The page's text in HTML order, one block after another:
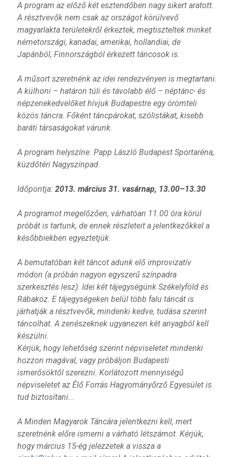
A program az előző két esztendőben nagy sikert aratott.
A résztvevők nem csak az országot körülvevő
magyarlakta területekről érkeztek, megtiszteltek minket
németországi, kanadai, amerikai, hollandiai, de
Japánból, Finnországból érkezett táncosok is.
A műsort szeretnénk az idei rendezvényen is megtartani.
A külhoni – határon túli és távolabb élő – néptánc- és
népzenekedvelőket hívjuk Budapestre egy örömteli
közös táncra. Főként táncpárokat, szólistákat, kisebb
baráti társaságokat várunk.
A program helyszíne: Papp László Budapest Sportaréna,
küzdőtéri Nagyszínpad.
Időpontja: 2013. március 31. vasárnap, 13.00–13.30
A programot megelőzően, várhatóan 11.00 óra körül
próbát is tartunk, de ennek részleteit a jelentkezőkkel a
későbbiekben egyeztetjük.
A bemutatóban két táncot adunk elő improvizatív
módon (a próbán nagyon egyszerű színpadra
szerkesztés lesz). Idei két tájegységünk Székelyföld és
Rábaköz. E tájegységeken belül több falu táncát is
járhatják a résztvevők, mindenki kedve, tudása szerint
táncolhat. A zenészeknek ugyanezen két anyagból kell
készülni.
Kérjük, hogy lehetőség szerint népviseletet mindenki
hozzon magával, vagy próbáljon Budapesti
ismerősöktől szerezni. Korlátozott mennyiségű
népviseletet az Élő Forrás Hagyományőrző Egyesület is
tud biztosítani...
A Minden Magyarok Táncára jelentkezni kell, mert
szeretnénk előre ismerni a várható létszámot. Kérjük,
hogy március 15-ég jelezzetek a vissza a